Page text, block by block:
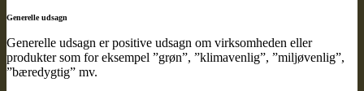
Generelle udsagn
Generelle udsagn er positive udsagn om virksomheden eller
produkter som for eksempel ”grøn”, ”klimavenlig”, ”miljøvenlig”,
”bæredygtig” mv.